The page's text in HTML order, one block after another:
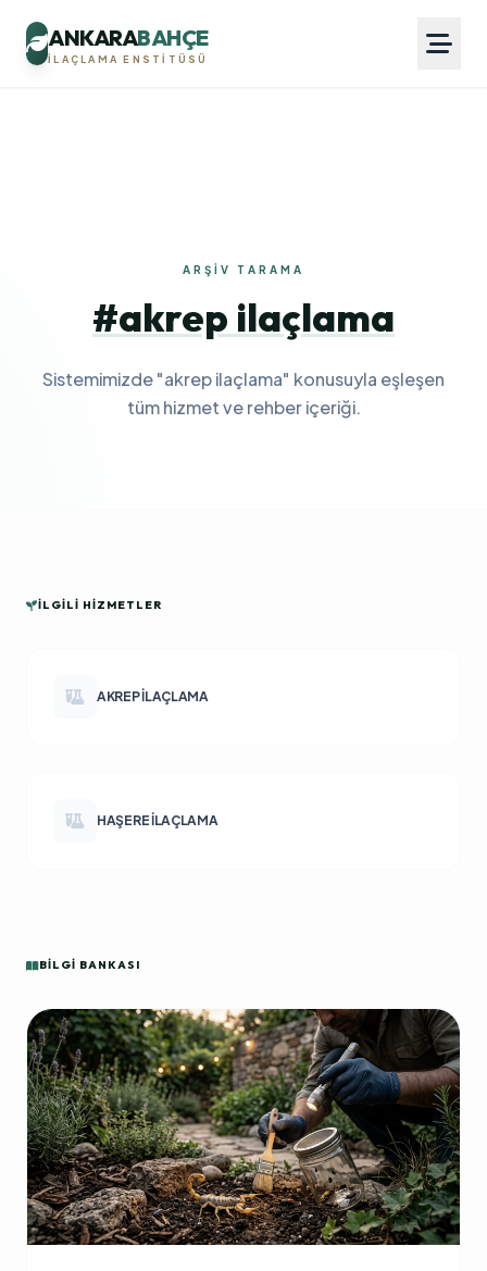
ANKARABAHÇE
İLAÇLAMA ENSTITÜSÜ
ARŞIV TARAMA
#akrep ilaçlama
Sistemimizde "akrep ilaçlama" konusuyla eşleşen
tüm hizmet ve rehber içeriği.
İLGILI HIZMETLER
AKREP İLAÇLAMA
HAŞERE İLAÇLAMA
BILGI BANKASI